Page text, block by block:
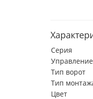
Серия
Управление
Тип ворот
Тип
Цвет